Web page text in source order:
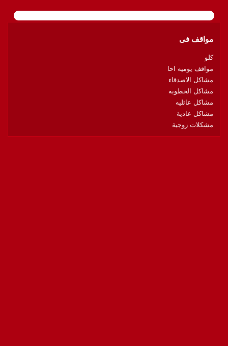
مواقف فى
كلو
مواقف يوميه احا
مشاكل الاصدقاء
مشاكل الخطوبه
مشاكل عائليه
مشاكل عادية
مشكلات زوجية